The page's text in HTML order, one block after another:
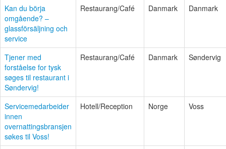
Kan du börja
omgående? –
glassförsäljning och
service
Restaurang/Café Danmark Danmark
Tjener med
forståelse for tysk
søges til restaurant i
Søndervig!
Restaurang/Café Danmark Søndervig
Servicemedarbeider
innen
overnattingsbransjen
søkes til Voss!
Hotell/Reception Norge Voss